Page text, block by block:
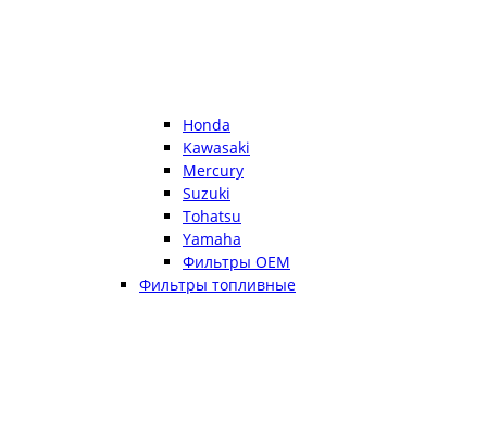
Honda
Kawasaki
Mercury
Suzuki
Tohatsu
Yamaha
Фильтры OEM
Фильтры топливные